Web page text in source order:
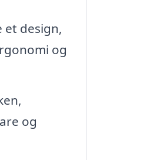
et design,
og
og